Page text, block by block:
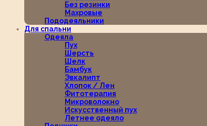
Без резинки
Махровые
Пододеяльники
Для спальни
Одеяла
Пух
Шерсть
Шелк
Бамбук
Эвкалипт
Хлопок / Лен
Фитотерапия
Микроволокно
Искусственный пух
Летнее одеяло